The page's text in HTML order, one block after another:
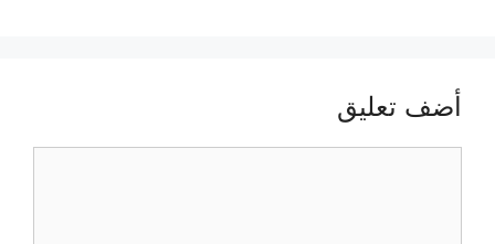
أضف تعليق